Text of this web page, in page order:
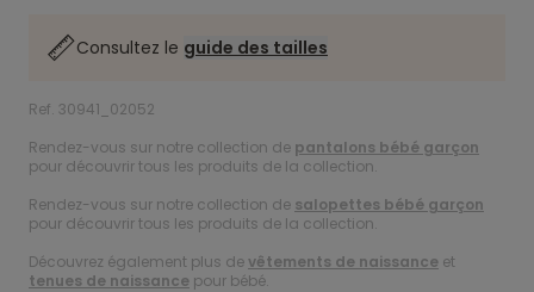
Consultez le guide des tailles
Ref. 30941_02052
Rendez-vous sur notre collection de pantalons bébé garçon
pour découvrir tous les produits de la collection.
Rendez-vous sur notre collection de salopettes bébé garçon
pour découvrir tous les produits de la collection.
Découvrez également plus devêtements de naissance et
tenues de naissance pour bébé.